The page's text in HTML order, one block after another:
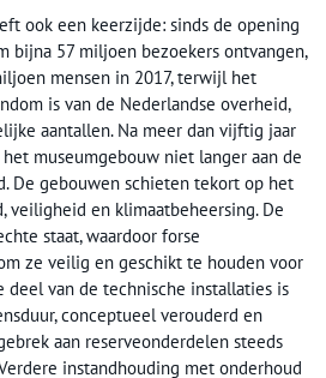
ook een keerzijde: sinds de opening
bijna 57 miljoen bezoekers ontvangen,
mensen in 2017, terwijl het
is van de Nederlandse overheid,
aantallen. Na meer dan vijftig jaar
museumgebouw niet langer aan de
De gebouwen schieten tekort op het
veiligheid en klimaatbeheersing. De
staat, waardoor forse
ze veilig en geschikt te houden voor
deel van de technische installaties is
conceptueel verouderd en
aan reserveonderdelen steeds
instandhouding met onderhoud